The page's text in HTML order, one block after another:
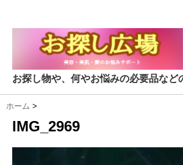
お探し物や、何やお悩みの必要品など
ホーム >
IMG_2969